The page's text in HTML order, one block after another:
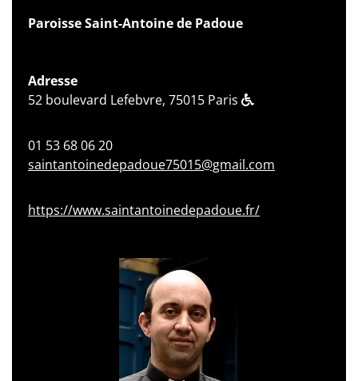
Paroisse Saint-Antoine de Padoue
Adresse
52 boulevard Lefebvre, 75015 Paris
01 53 68 06 20
saintantoinedepadoue75015@gmail.com
https://www.saintantoinedepadoue.fr/